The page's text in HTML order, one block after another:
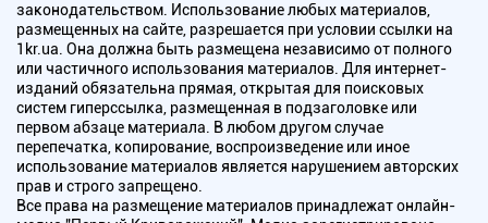
законодательством. Использование любых материалов,
размещенных на сайте, разрешается при условии ссылки на
1kr.ua. Она должна быть размещена независимо от полного
или частичного использования материалов. Для интернет-
изданий обязательна прямая, открытая для поисковых
систем гиперссылка, размещенная в подзаголовке или
первом абзаце материала. В любом другом случае
перепечатка, копирование, воспроизведение или иное
использование материалов является нарушением авторских
прав и строго запрещено.
Все права на размещение материалов принадлежат онлайн-